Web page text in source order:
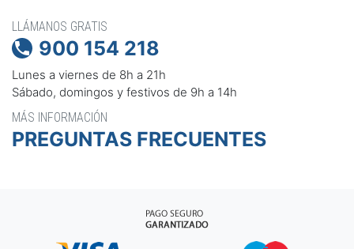
LLÁMANOS GRATIS
 900 154 218
Lunes a viernes de 8h a 21h
Sábado, domingos y festivos de 9h a 14h
MÁS INFORMACIÓN
PREGUNTAS FRECUENTES